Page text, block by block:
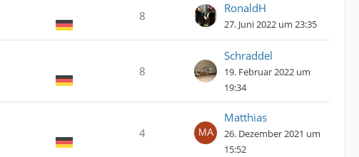
8
RonaldH
27. Juni 2022 um 23:35
8
Schraddel
19. Februar 2022 um
19:34
4
Matthias
26. Dezember 2021 um
15:52